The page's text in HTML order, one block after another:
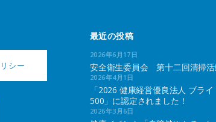
シー
最近の投稿
2026年6月17日
安全衛生委員会 第十二回清掃
2026年4月1日
「2026 健康経営優良法人 ブライ
500」に認定されました！
2026年3月6日